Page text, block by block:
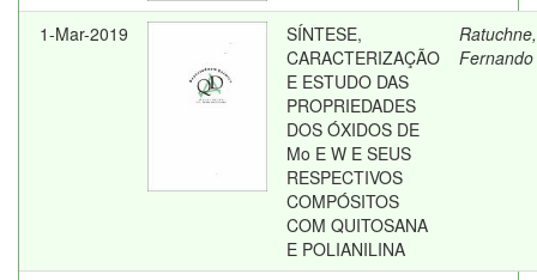
1-Mar-2019
SÍNTESE,
CARACTERIZAÇÃO
E ESTUDO DAS
PROPRIEDADES
DOS ÓXIDOS DE
Mo E W E SEUS
RESPECTIVOS
COMPÓSITOS
COM QUITOSANA
E POLIANILINA
Ratuchne,
Fernando